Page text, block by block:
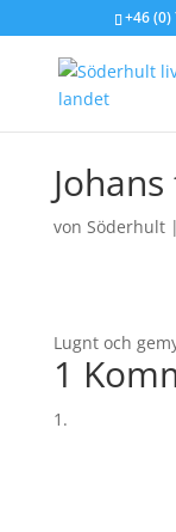
+46 (0)
von Söderhult|
Lugnt och
1